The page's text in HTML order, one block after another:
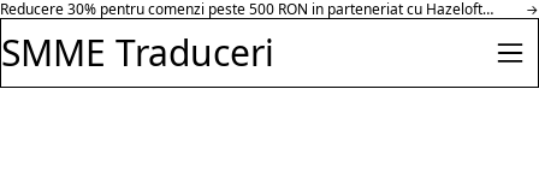
Salt la conținut
Reducere 30% pentru comenzi peste 500 RON in parteneriat cu Hazeloft
→
SMME Traduceri